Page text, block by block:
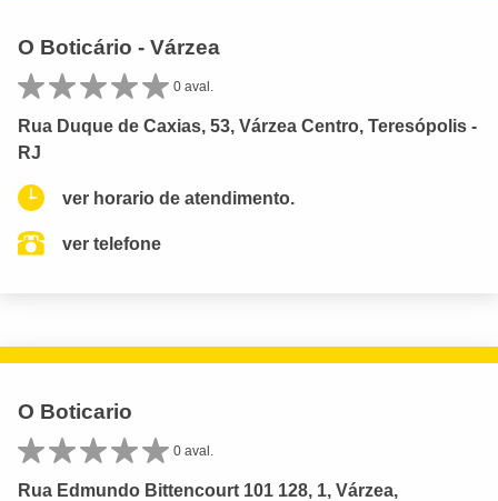
O Boticário - Várzea
0 aval.
Rua Duque de Caxias, 53, Várzea Centro, Teresópolis -
RJ
ver horario de atendimento.
ver telefone
O Boticario
0 aval.
Rua Edmundo Bittencourt 101 128, 1, Várzea,